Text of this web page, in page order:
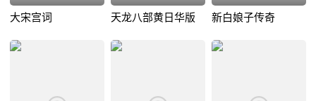
大宋宫词 天龙八部黄日华版 新白娘子传奇